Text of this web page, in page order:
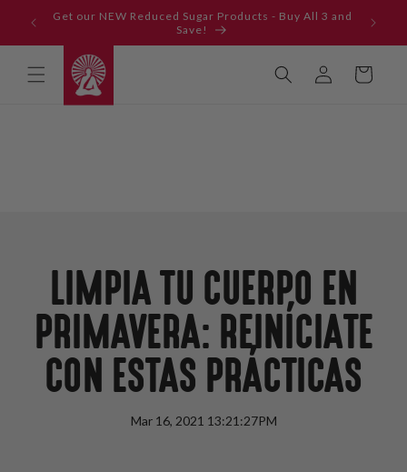
directamente
Get our NEW Reduced Sugar Products - Buy All 3 and
Save!
Iniciar
sesión
Carrito
LIMPIA TU CUERPO EN
PRIMAVERA: REINÍCIATE
CON ESTAS PRÁCTICAS
Mar 16, 2021 13:21:27PM